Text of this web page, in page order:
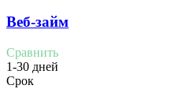
Веб-займ
Сравнить
1-30 дней
Срок